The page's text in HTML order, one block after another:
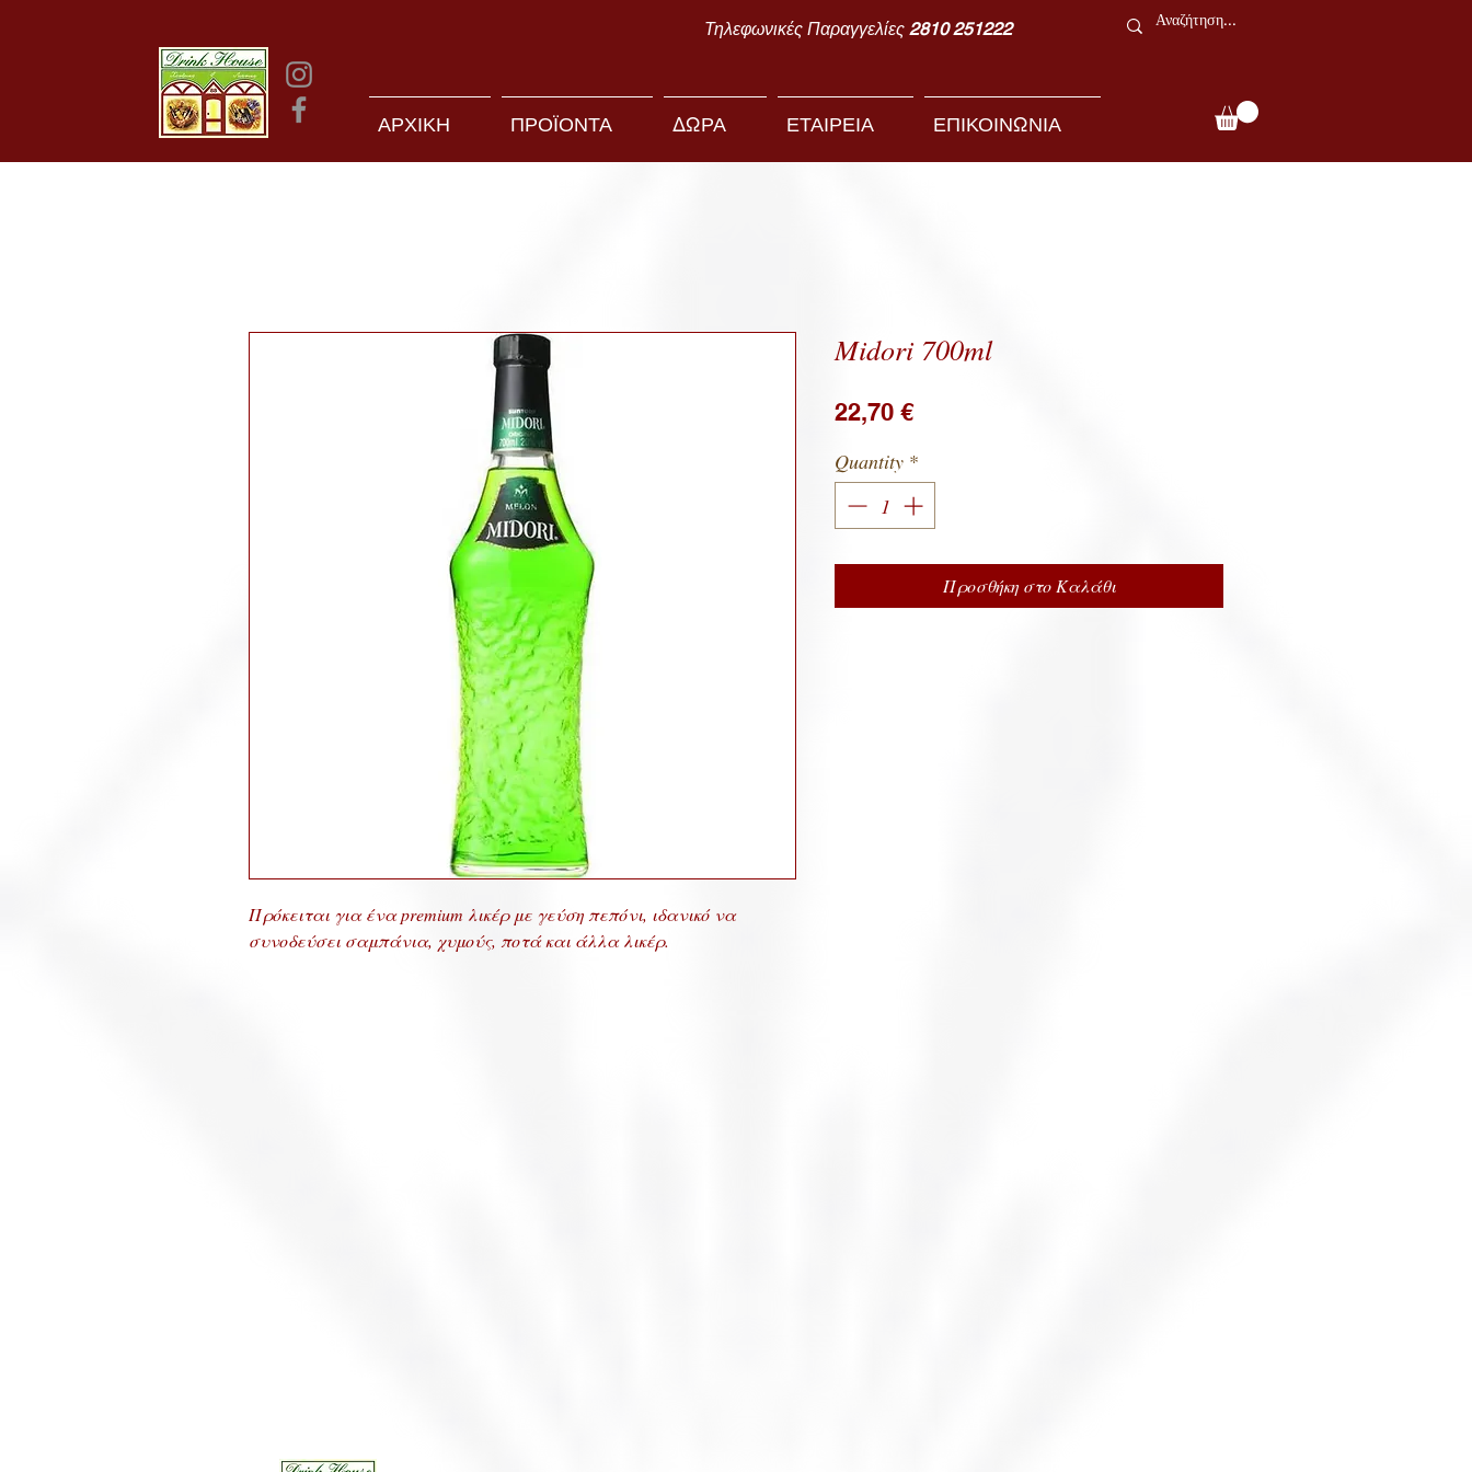
Τηλεφωνικές Παραγγελίες 2810 251222
ΑΡΧΙΚΗ ΠΡΟΪΟΝΤΑ ΔΩΡΑ ΕΤΑΙΡΕΙΑ ΕΠΙΚΟΙΝΩΝΙΑ
Πρόκειται για ένα premium λικέρ με γεύση πεπόνι, ιδανικό να
συνοδεύσει σαμπάνια, χυμούς, ποτά και άλλα λικέρ.
Midori 700ml
22,70 €Price
Quantity *
Προσθήκη στο Καλάθι